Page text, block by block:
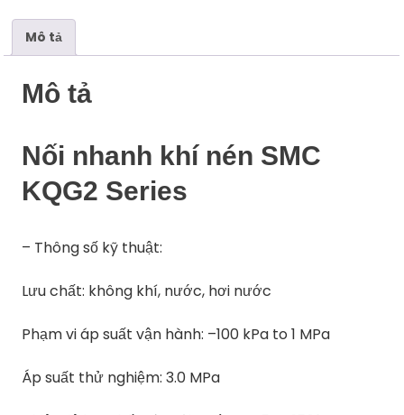
Mô tả
Mô tả
Nối nhanh khí nén SMC
KQG2 Series
– Thông số kỹ thuật:
Lưu chất: không khí, nước, hơi nước
Phạm vi áp suất vận hành: –100 kPa to 1 MPa
Áp suất thử nghiệm: 3.0 MPa